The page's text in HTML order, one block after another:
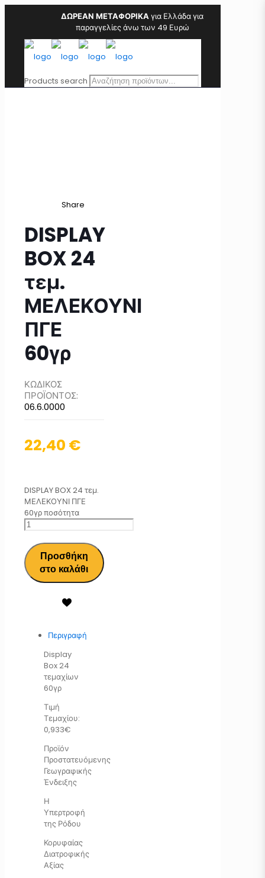
ΔΩΡΕΑΝ ΜΕΤΑΦΟΡΙΚΑγια Ελλάδα για
παραγγελίες άνω των 49 Ευρώ
Products search
Share
DISPLAY
BOX 24
τεμ.
ΜΕΛΕΚΟΥΝΙ
ΠΓΕ
60γρ
ΚΩΔΙΚΟΣ
ΠΡΟΪΟΝΤΟΣ:
06.6.0000
22,40 €
DISPLAY BOX 24 τεμ.
ΜΕΛΕΚΟΥΝΙ ΠΓΕ
60γρ ποσότητα
Προσθήκη
στο καλάθι
Περιγραφή
Display
Box 24
τεμαχίων
60γρ
Τιμή
Τεμαχίου:
0,933€
Προϊόν
Προστατευόμενης
Γεωγραφικής
Ένδειξης
Η
Υπερτροφή
της Ρόδου
Κορυφαίας
Διατροφικής
Αξίας